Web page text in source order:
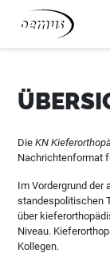
Zum Inhalt
DieKN
Nachrichtenformat
Im Vordergrund der
standespolitischen
über
Niveau.
Kollegen.